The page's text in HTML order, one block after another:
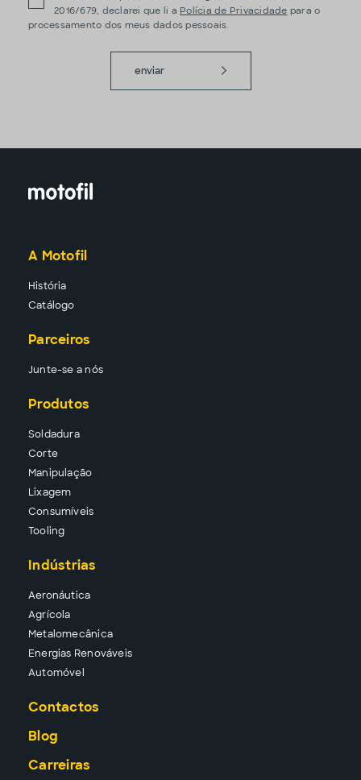
2016/679, declarei que li a Polícia de Privacidade para o
processamento dos meus dados pessoais.
enviar
A Motofil
História
Catálogo
Parceiros
Junte-se a nós
Produtos
Soldadura
Corte
Manipulação
Lixagem
Consumíveis
Tooling
Indústrias
Aeronáutica
Agrícola
Metalomecânica
Energias Renováveis
Automóvel
Contactos
Blog
Carreiras